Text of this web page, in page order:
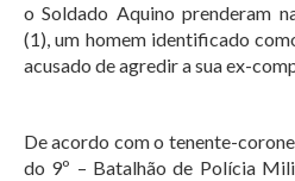
o Soldado Aquino prenderam
(1), um homem identificado
acusado de agredir a sua ex-
De acordo com o tenente-
do 9º – Batalhão de Polícia